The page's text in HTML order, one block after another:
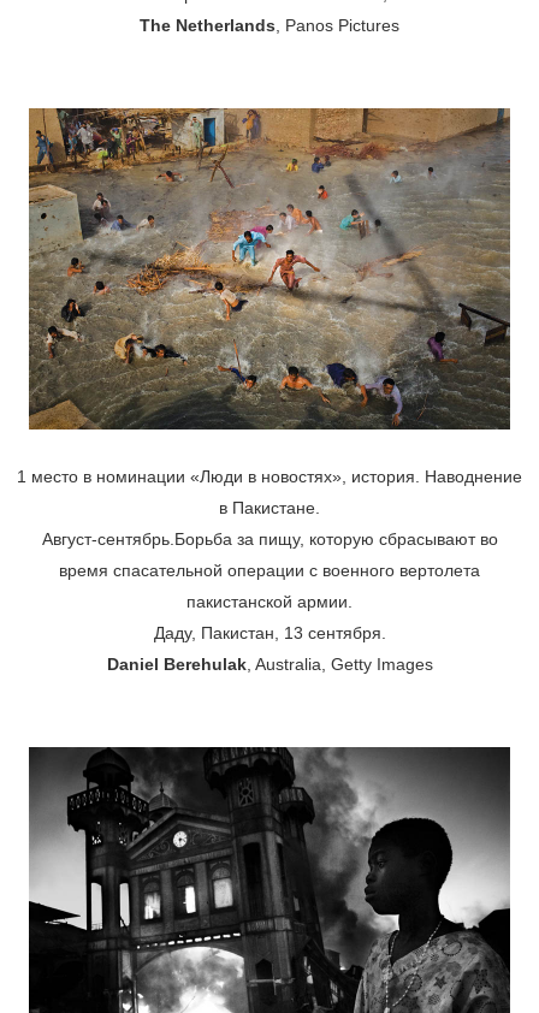
The Netherlands , Panos Pictures
1 место в номинации «Люди в новостях», история. Наводнение
в Пакистане.
Август-сентябрь.Борьба за пищу, которую сбрасывают во
время спасательной операции с военного вертолета
пакистанской армии.
Даду, Пакистан, 13 сентября.
Daniel Berehulak, Australia, Getty Images